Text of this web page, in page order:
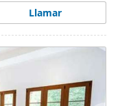
Llamar